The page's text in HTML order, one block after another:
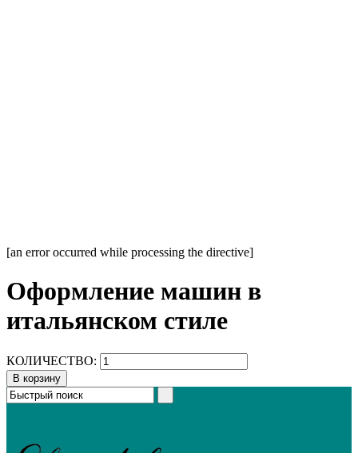
[an error occurred while processing the directive]
Оформление машин в
итальянском стиле
КОЛИЧЕСТВО:
В корзину